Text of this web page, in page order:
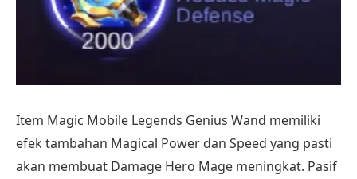
Item Magic Mobile Legends Genius Wand memiliki
efek tambahan Magical Power dan Speed yang pasti
akan membuat Damage Hero Mage meningkat. Pasif